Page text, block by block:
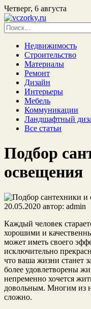
Четверг, 6 августа
Найти:
Недвижимость
Строительство
Материалы
Ремонт
Дизайн
Интерьеры
Мебель
Коммуникации
Ландшафтный
Все статьи
Подбор
освещения
20.05.2020 автор: admin
Каждый человек
хорошими и
может иметь своего
исключительно
что ваша жизни станет
более удовлетворены
непременно хочется
довольным. Многим из
сложно.